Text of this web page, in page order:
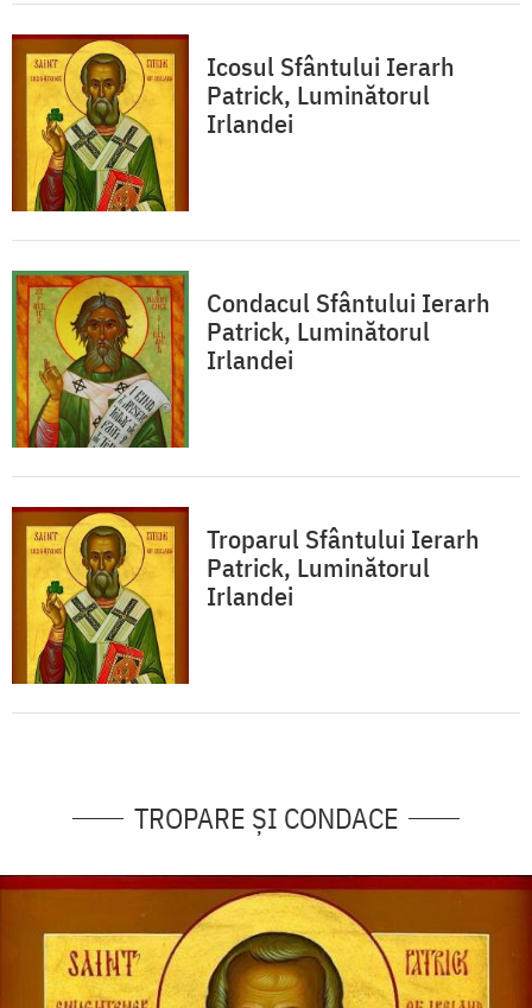
Icosul Sfântului Ierarh
Patrick, Luminătorul
Irlandei
Condacul Sfântului Ierarh
Patrick, Luminătorul
Irlandei
Troparul Sfântului Ierarh
Patrick, Luminătorul
Irlandei
TROPARE ȘI CONDACE